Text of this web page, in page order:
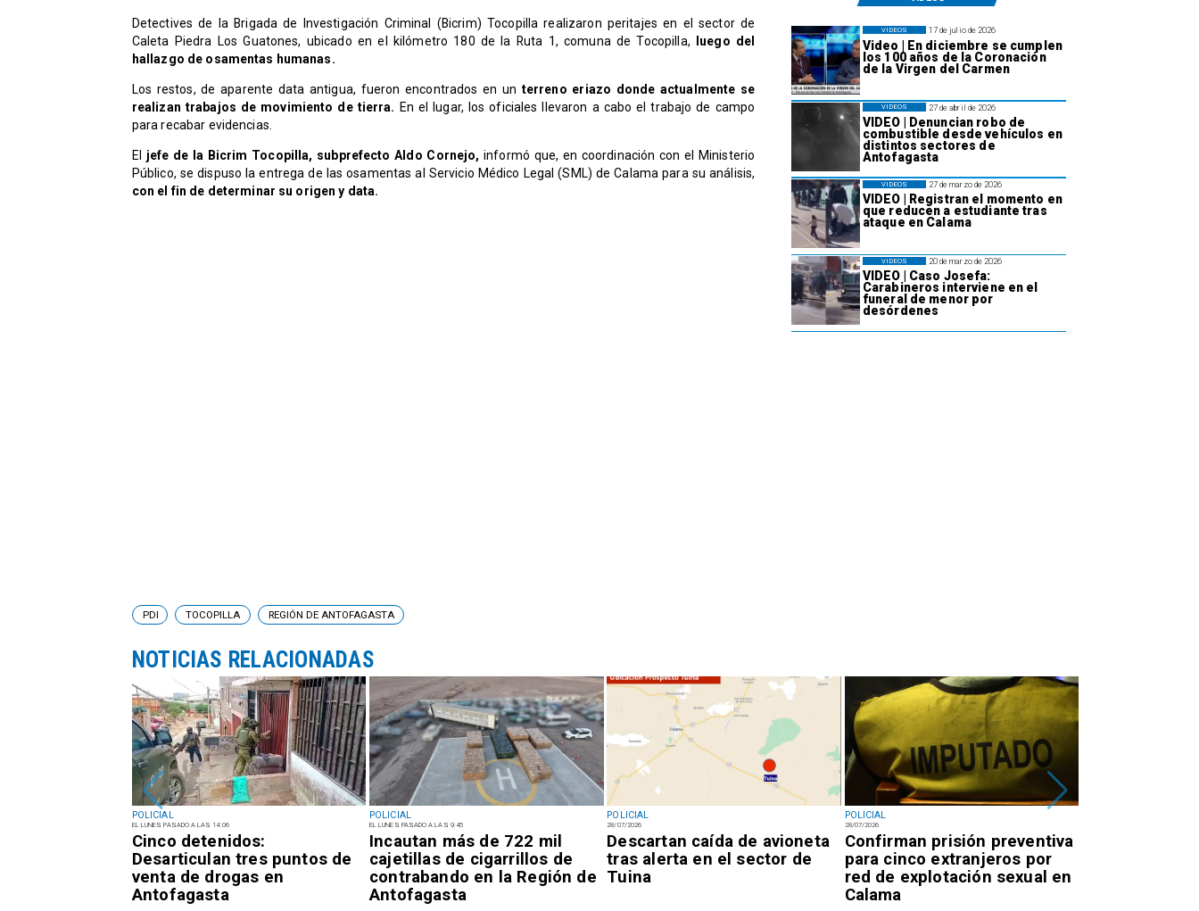
​Detectives de la Brigada de Investigación Criminal (Bicrim) Tocopilla realizaron peritajes en el sector de
Caleta Piedra Los Guatones, ubicado en el kilómetro 180 de la Ruta 1, comuna de Tocopilla,
luego del
hallazgo de osamentas humanas.
Los restos, de aparente data antigua, fueron encontrados en un terreno eriazo donde actualmente se
realizan trabajos de movimiento de tierra. En el lugar, los oficiales llevaron a cabo el trabajo de campo
para recabar evidencias.
El jefe de la Bicrim Tocopilla, subprefecto Aldo Cornejo, informó que, en coordinación con el Ministerio
Público, se dispuso la entrega de las osamentas al Servicio Médico Legal (SML) de Calama para su análisis,
con el fin de determinar su origen y data.
17 de julio de 2026
Video | En diciembre se cumplen
los 100 años de la Coronación
de la Virgen del Carmen
VIDEOS
27 de abril de 2026
VIDEO | Denuncian robo de
combustible desde vehículos en
distintos sectores de
Antofagasta
VIDEOS
27 de marzo de 2026
VIDEO | Registran el momento en
que reducen a estudiante tras
ataque en Calama
VIDEOS
20 de marzo de 2026
VIDEO | Caso Josefa:
Carabineros interviene en el
funeral de menor por
desórdenes
VIDEOS
POLICIAL
EL LUNES PASADO A LAS 14:06
Cinco detenidos:
Desarticulan tres puntos de
venta de drogas en
Antofagasta
POLICIAL
EL LUNES PASADO A LAS 9:45
Incautan más de 722 mil
cajetillas de cigarrillos de
contrabando en la Región de
Antofagasta
POLICIAL
28/07/2026
Descartan caída de avioneta
tras alerta en el sector de
Tuina
POLICIAL
28/07/2026
Confirman prisión preventiva
para cinco extranjeros por
red de explotación sexual en
Calama
PDI TOCOPILLA REGIÓN DE ANTOFAGASTA
NOTICIAS RELACIONADAS